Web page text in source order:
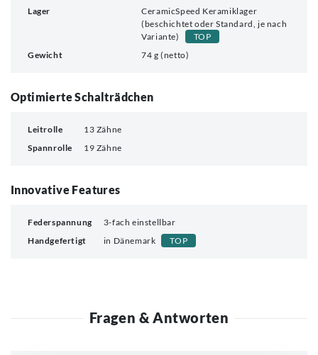
Lager
CeramicSpeed Keramiklager
(beschichtet oder Standard, je nach
Variante)
TOP
Gewicht
74 g (netto)
Optimierte Schalträdchen
Leitrolle
13 Zähne
Spannrolle
19 Zähne
Innovative Features
Federspannung
3-fach einstellbar
Handgefertigt
in Dänemark TOP
Fragen & Antworten